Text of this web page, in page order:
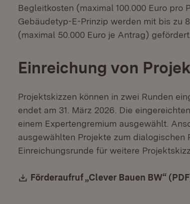
Begleitkosten (maximal 100.000 Euro
Gebäudetyp-E-Prinzip werden mit bis zu
(maximal 50.000 Euro je Antrag) gefördert.
Einreichung von
Projektskizzen können in zwei Runden
endet am 31. März 2026. Die
einem Expertengremium ausgewählt.
ausgewählten Projekte zum
Einreichungsrunde für weitere
Download:
Förderaufruf „Clever Bauen BW“